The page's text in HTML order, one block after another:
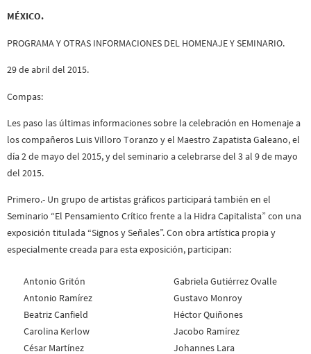
MÉXICO.
PROGRAMA Y OTRAS INFORMACIONES DEL HOMENAJE Y SEMINARIO.
29 de abril del 2015.
Compas:
Les paso las últimas informaciones sobre la celebración en Homenaje a
los compañeros Luis Villoro Toranzo y el Maestro Zapatista Galeano, el
día 2 de mayo del 2015, y del seminario a celebrarse del 3 al 9 de mayo
del 2015.
Primero.- Un grupo de artistas gráficos participará también en el
Seminario “El Pensamiento Crítico frente a la Hidra Capitalista” con una
exposición titulada “Signos y Señales”. Con obra artística propia y
especialmente creada para esta exposición, participan:
Antonio Gritón
Antonio Ramírez
Beatriz Canfield
Carolina Kerlow
César Martínez
Gabriela Gutiérrez Ovalle
Gustavo Monroy
Héctor Quiñones
Jacobo Ramírez
Johannes Lara